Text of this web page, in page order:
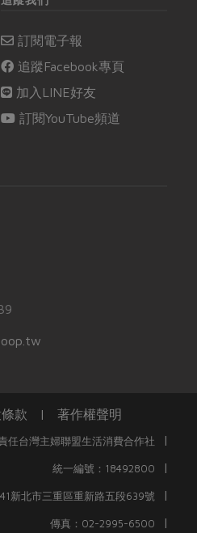
訂閱電子報
追蹤Facebook專頁
加入LINE好友
訂閱YouTube頻道
款 | 著作權聲明
任台灣主婦聯盟生活消費合作社 |
統一編號：18492800 |
新北市三重區重新路五段639號 |
傳真：02-2995-6500 |